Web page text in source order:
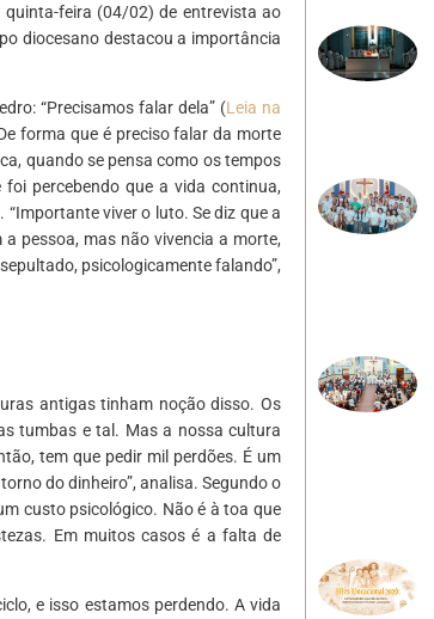
quinta-feira (04/02) de entrevista ao
diocesano destacou a importância
“Precisamos falar dela” (Leia na
forma que é preciso falar da morte
quando se pensa como os tempos
percebendo que a vida continua,
viver o luto. Se diz que a
pessoa, mas não vivencia a morte,
psicologicamente falando”,
antigas tinham noção disso. Os
tumbas e tal. Mas a nossa cultura
tem que pedir mil perdões. É um
do dinheiro”, analisa. Segundo o
custo psicológico. Não é à toa que
Em muitos casos é a falta de
e isso estamos perdendo. A vida